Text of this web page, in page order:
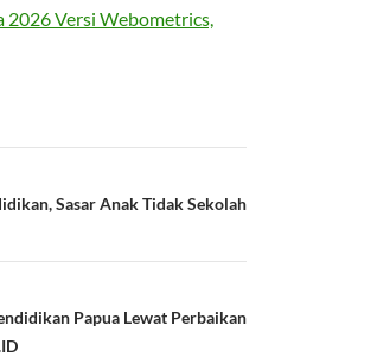
2026 Versi Webometrics,
Sasar Anak Tidak Sekolah
Papua Lewat Perbaikan